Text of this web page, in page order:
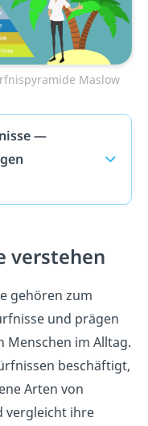
Maslow
—
verstehen
gehören zum
und prägen
Menschen im Alltag.
beschäftigt,
Arten von
vergleicht ihre